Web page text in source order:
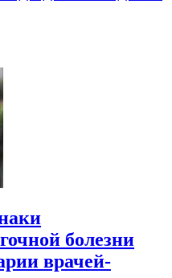
болезни
врачей-